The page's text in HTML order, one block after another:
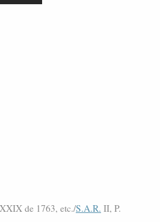
de 1763, etc./S.A.R. II, P.